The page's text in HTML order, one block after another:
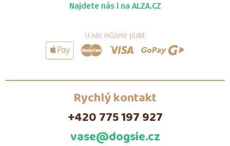
Najdete nás i na ALZA.CZ
U nás můžete platit
Rychlý kontakt
+420 775 197 927
vase@dogsie.cz